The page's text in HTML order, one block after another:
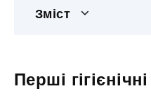
Зміст
Перші